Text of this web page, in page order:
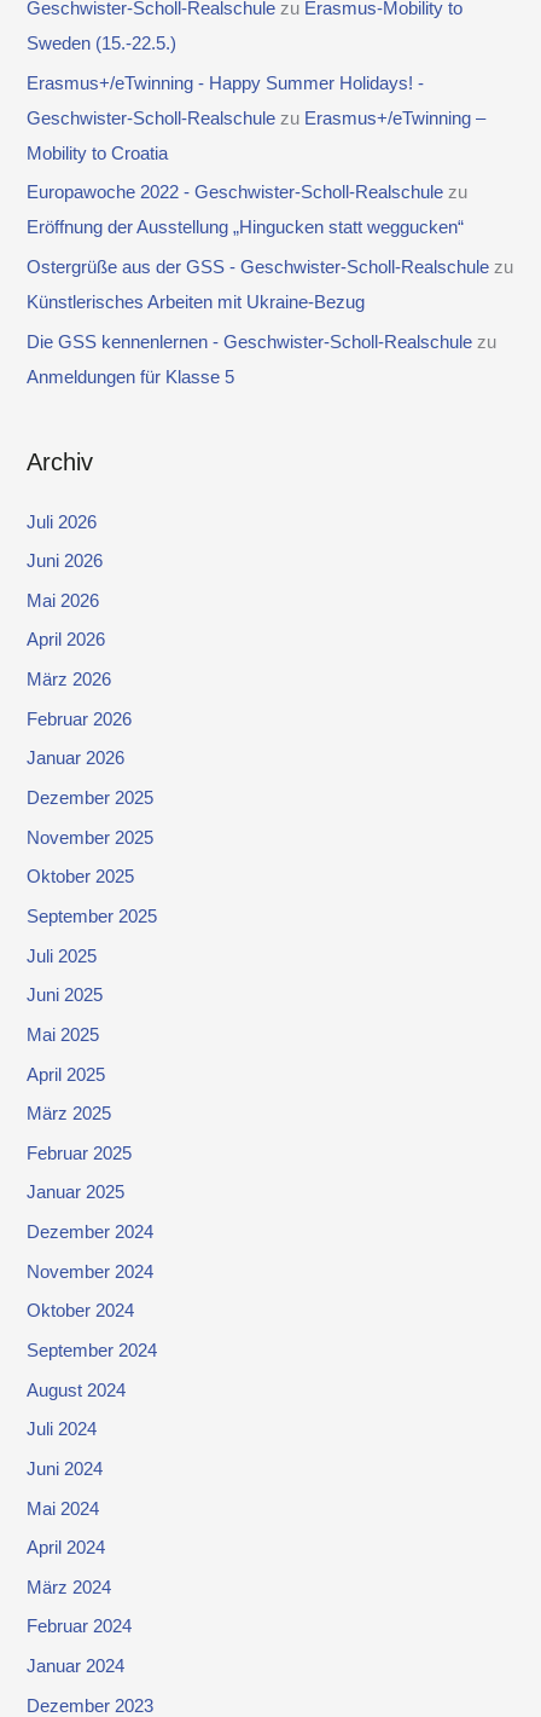
Geschwister-Scholl-Realschule zu Erasmus-Mobility to
Sweden (15.-22.5.)
Erasmus+/eTwinning - Happy Summer Holidays! -
Geschwister-Scholl-Realschule zu Erasmus+/eTwinning –
Mobility to Croatia
Europawoche 2022 - Geschwister-Scholl-Realschule zu
Eröffnung der Ausstellung „Hingucken statt weggucken“
Ostergrüße aus der GSS - Geschwister-Scholl-Realschule zu
Künstlerisches Arbeiten mit Ukraine-Bezug
Die GSS kennenlernen - Geschwister-Scholl-Realschule zu
Anmeldungen für Klasse 5
Archiv
Juli 2026
Juni 2026
Mai 2026
April 2026
März 2026
Februar 2026
Januar 2026
Dezember 2025
November 2025
Oktober 2025
September 2025
Juli 2025
Juni 2025
Mai 2025
April 2025
März 2025
Februar 2025
Januar 2025
Dezember 2024
November 2024
Oktober 2024
September 2024
August 2024
Juli 2024
Juni 2024
Mai 2024
April 2024
März 2024
Februar 2024
Januar 2024
Dezember 2023